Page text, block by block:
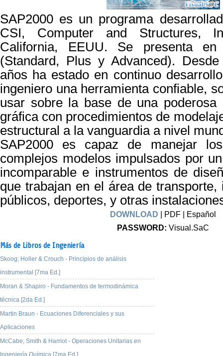
SAP2000 es un programa
CSI, Computer and Structures,
California, EEUU. Se presenta en
(Standard, Plus y Advanced).
años ha estado en continuo
ingeniero una herramienta confiable,
usar sobre la base de una poderosa
gráfica con procedimientos de
estructural a la vanguardia a nivel
SAP2000 es capaz de manejar
complejos modelos impulsados por
incomparable e instrumentos de
que trabajan en el área de transporte,
públicos, deportes, y otras
DOWNLOAD | PDF | Español
PASSWORD: Visual.SaC
Más de Libros de Ingeniería
Skoog; Holler & Crouch - Principios de análisis
instrumental [7ma Ed.]
Moran & Shapiro - Fundamentos de termodinámica
técnica [2da Ed.]
Martin Braun - Ecuaciones Diferenciales y sus
Aplicaciones
McCabe; Smith & Harriot - Operaciones Unitarias en
Ingeniería Química [7ma Ed.]